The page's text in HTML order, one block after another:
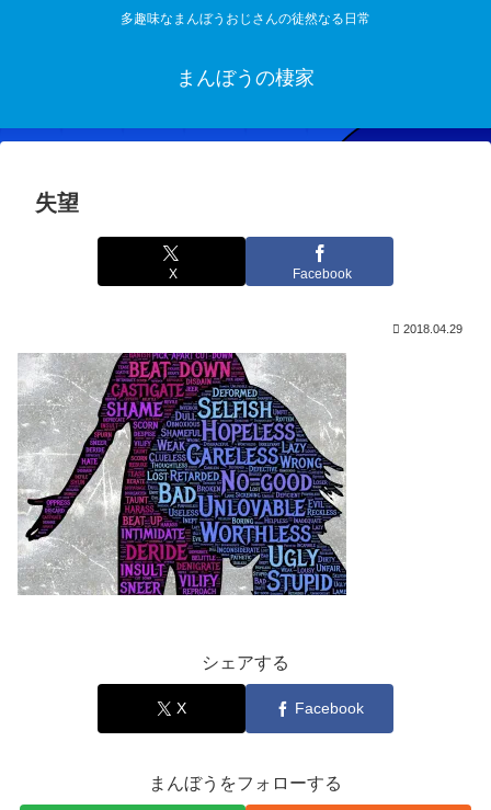
多趣味なまんぼうおじさんの徒然なる日常
まんぼうの棲家
失望
X Facebook
2018.04.29
シェアする
X Facebook
まんぼうをフォローする